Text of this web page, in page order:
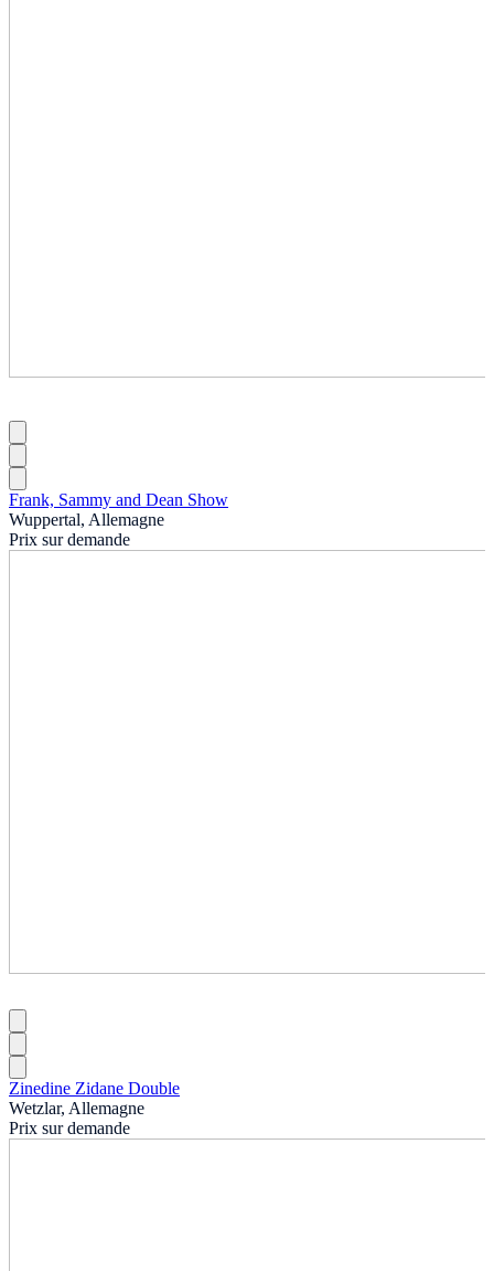
Frank, Sammy and Dean Show
Wuppertal, Allemagne
Prix sur demande
Zinedine Zidane Double
Wetzlar, Allemagne
Prix sur demande